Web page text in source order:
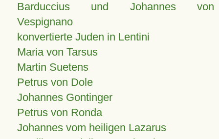
Barduccius und Johannes von
Vespignano
konvertierte Juden in Lentini
Maria von Tarsus
Martin Suetens
Petrus von Dole
Johannes Gontinger
Petrus von Ronda
Johannes vom heiligen Lazarus